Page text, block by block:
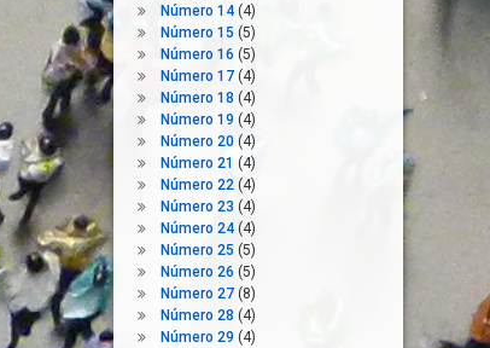
Número 14(4)
Número 15 (5)
Número 16 (5)
Número 17(4)
Número 18 (4)
Número 19 (4)
Número 20(4)
Número 21 (4)
Número 22(4)
Número 23 (4)
Número 24(4)
Número 25 (5)
Número 26 (5)
Número 27(8)
Número 28 (4)
Número 29 (4)